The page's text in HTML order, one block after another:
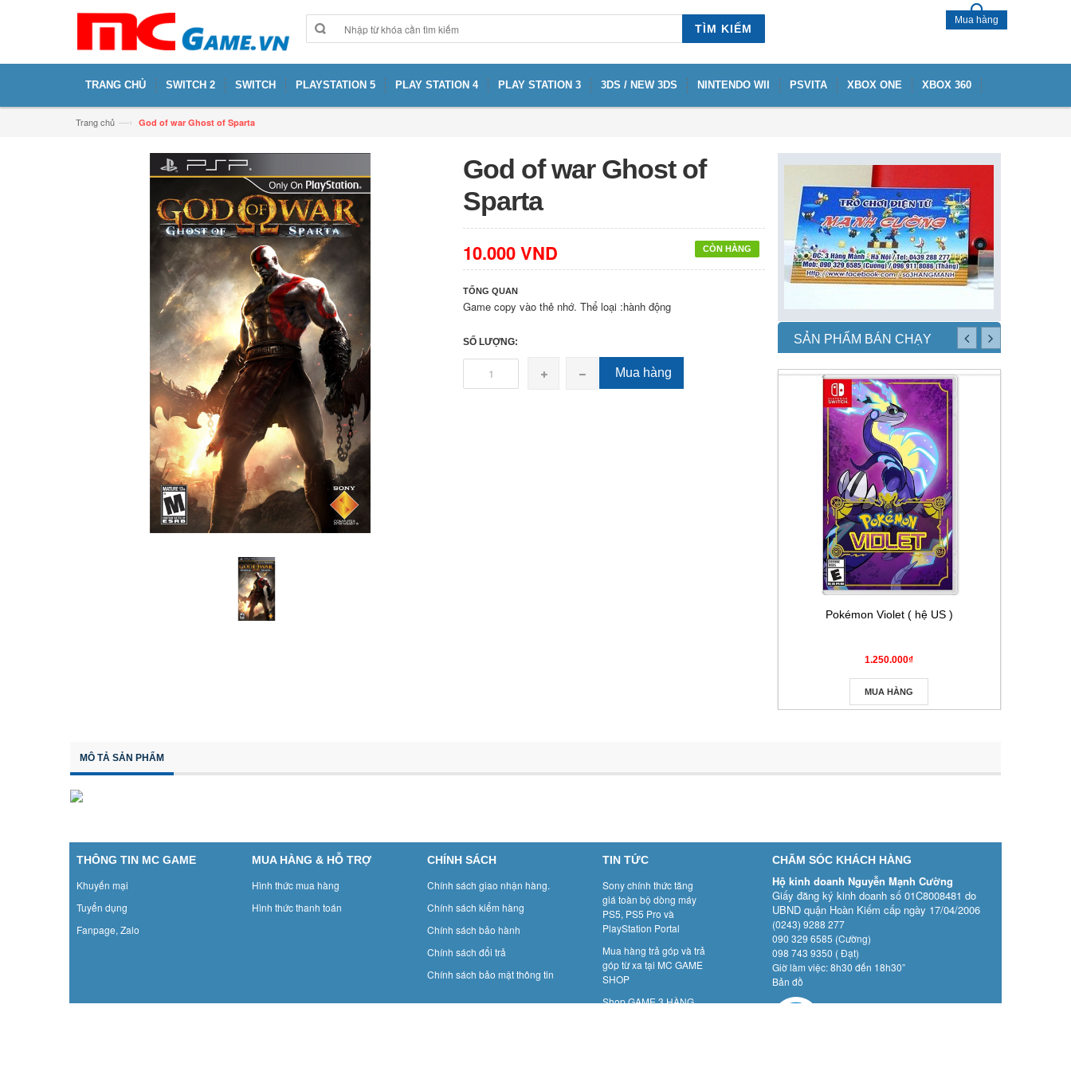
TÌM KIẾM
Mua hàng
TRANG CHỦ SWITCH 2 SWITCH PLAYSTATION 5 PLAY STATION 4 PLAY STATION 3 3DS / NEW 3DS NINTENDO WII PSVITA XBOX ONE XBOX 360
Trang chủ —› God of war Ghost of Sparta
God of war Ghost of
Sparta
CÒN HÀNG
10.000 VND
TỔNG QUAN
Game copy vào thẻ nhớ. Thể loại :hành động
SỐ LƯỢNG:
Mua hàng
SẢN PHẨM BÁN CHẠY
Pokémon Violet ( hệ US )
1.250.000₫
MUA HÀNG
MÔ TẢ SẢN PHẨM
THÔNG TIN MC GAME
Khuyến mại
Tuyển dụng
Fanpage, Zalo
MUA HÀNG & HỖ TRỢ
Hình thức mua hàng
Hình thức thanh toán
CHÍNH SÁCH
Chính sách giao nhận hàng.
Chính sách kiểm hàng
Chính sách bảo hành
Chính sách đổi trả
Chính sách bảo mật thông tin
TIN TỨC
Sony chính thức tăng
giá toàn bộ dòng máy
PS5, PS5 Pro và
PlayStation Portal
Mua hàng trả góp và trả
góp từ xa tại MC GAME
SHOP
Shop GAME 3 HÀNG
CHĂM SÓC KHÁCH HÀNG
Hộ kinh doanh Nguyễn Mạnh Cường
Giấy đăng ký kinh doanh số 01C8008481 do
UBND quận Hoàn Kiếm cấp ngày 17/04/2006
(0243) 9288 277
090 329 6585 (Cường)
098 743 9350 ( Đạt)
Giờ làm việc: 8h30 đến 18h30”
Bản đồ